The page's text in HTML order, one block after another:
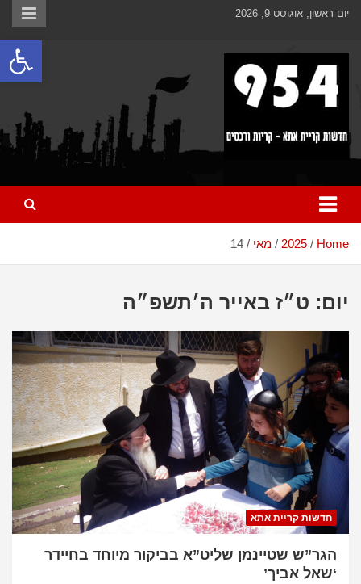
לתוכן
Skipיום ראשון, אוגוסט 9, 2026
Home
2025 מאי 14
יום: ט״ז באייר ה׳תשפ״ה
חדשות קריית אתא
הגר”ש שטיינמן שליט”א בביקור מיוחד בחיידר
‘שאל אביך’